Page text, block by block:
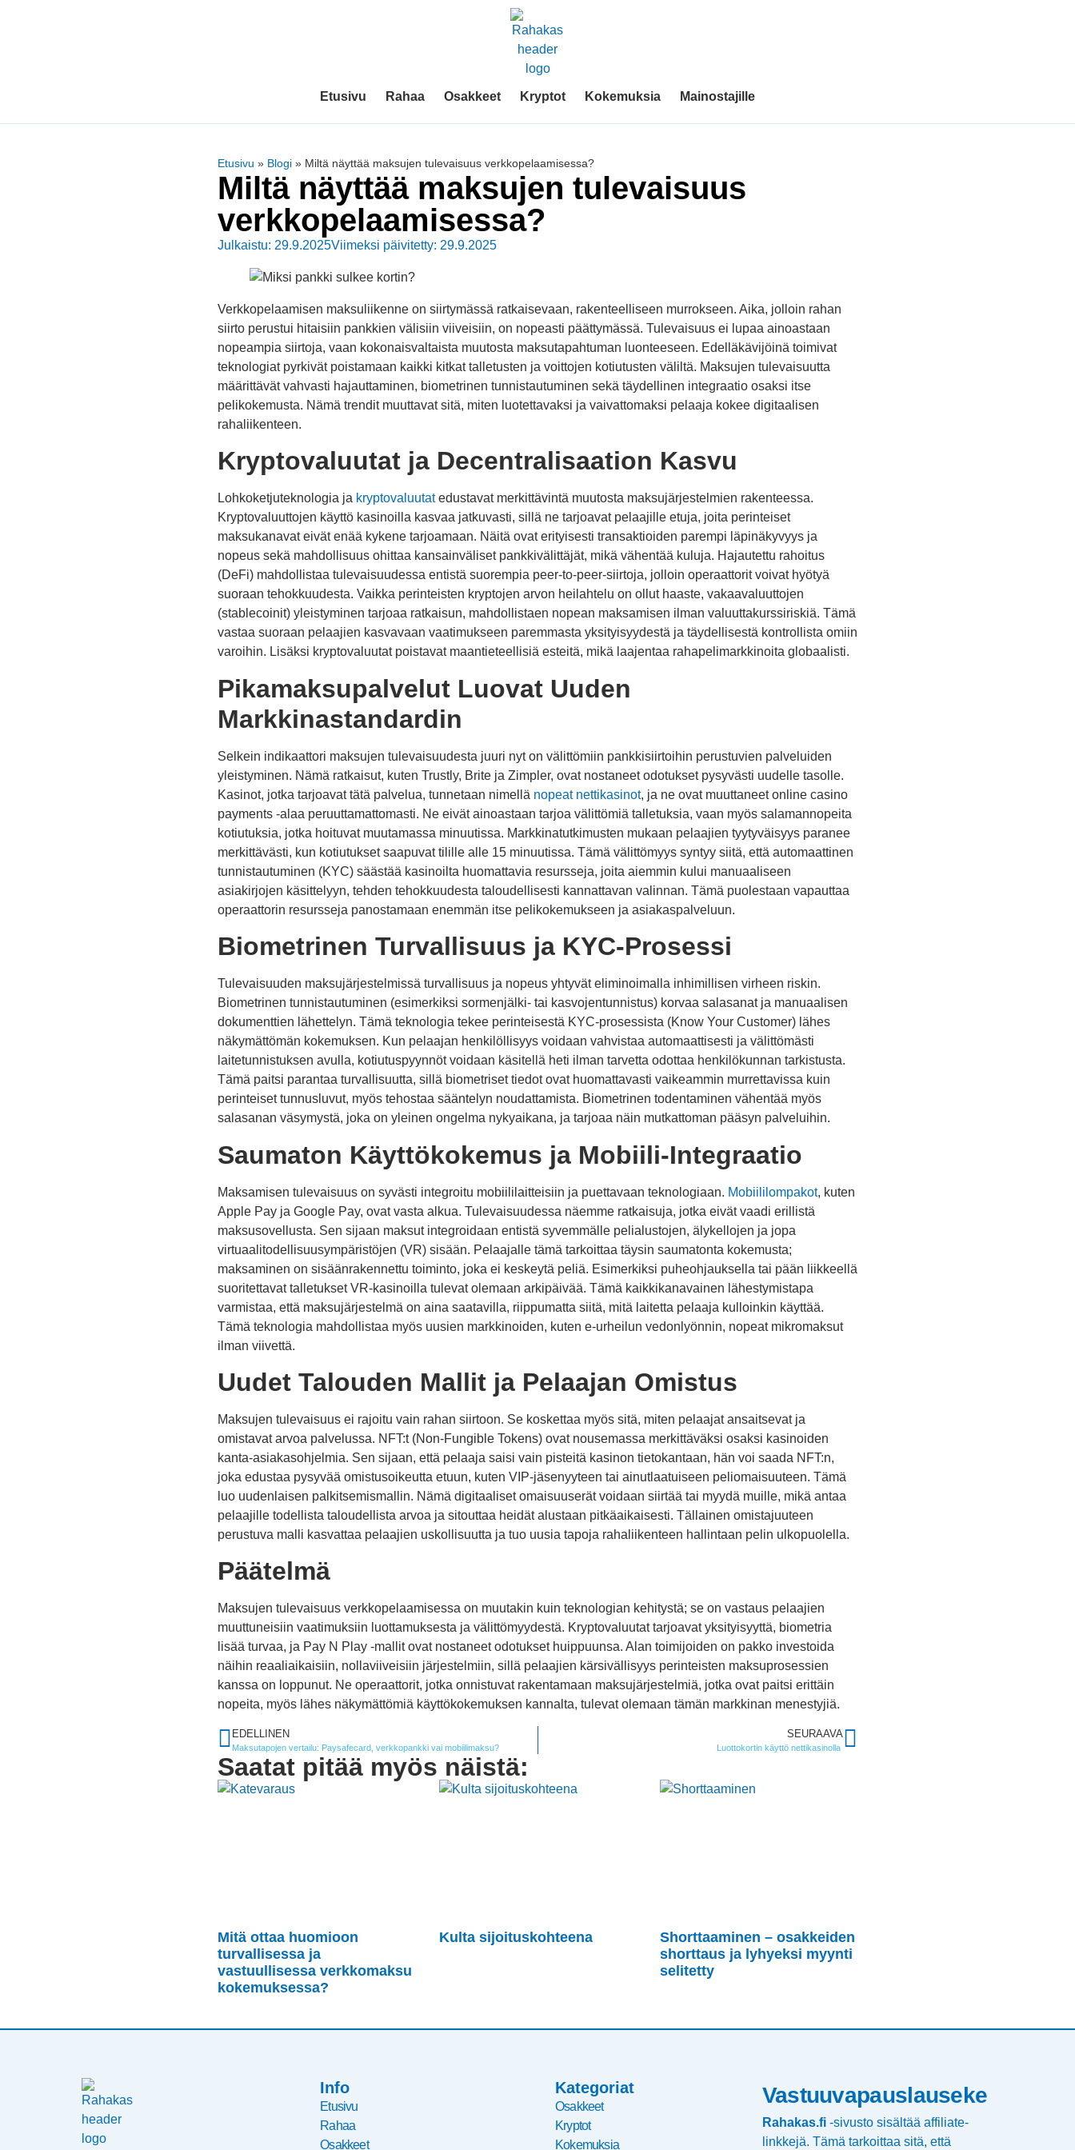
Etusivu Rahaa Osakkeet Kryptot Kokemuksia Mainostajille
Etusivu » Blogi » Miltä näyttää maksujen tulevaisuus verkkopelaamisessa?
Miltä näyttää maksujen tulevaisuus
verkkopelaamisessa?
Julkaistu: 29.9.2025Viimeksi päivitetty: 29.9.2025
Verkkopelaamisen maksuliikenne on siirtymässä ratkaisevaan, rakenteelliseen murrokseen. Aika, jolloin rahan
siirto perustui hitaisiin pankkien välisiin viiveisiin, on nopeasti päättymässä. Tulevaisuus ei lupaa ainoastaan
nopeampia siirtoja, vaan kokonaisvaltaista muutosta maksutapahtuman luonteeseen. Edelläkävijöinä toimivat
teknologiat pyrkivät poistamaan kaikki kitkat talletusten ja voittojen kotiutusten väliltä. Maksujen tulevaisuutta
määrittävät vahvasti hajauttaminen, biometrinen tunnistautuminen sekä täydellinen integraatio osaksi itse
pelikokemusta. Nämä trendit muuttavat sitä, miten luotettavaksi ja vaivattomaksi pelaaja kokee digitaalisen
rahaliikenteen.
Kryptovaluutat ja Decentralisaation Kasvu
Lohkoketjuteknologia ja kryptovaluutatedustavat merkittävintä muutosta maksujärjestelmien rakenteessa.
Kryptovaluuttojen käyttö kasinoilla kasvaa jatkuvasti, sillä ne tarjoavat pelaajille etuja, joita perinteiset
maksukanavat eivät enää kykene tarjoamaan. Näitä ovat erityisesti transaktioiden parempi läpinäkyvyys ja
nopeus sekä mahdollisuus ohittaa kansainväliset pankkivälittäjät, mikä vähentää kuluja. Hajautettu rahoitus
(DeFi) mahdollistaa tulevaisuudessa entistä suorempia peer-to-peer-siirtoja, jolloin operaattorit voivat hyötyä
suoraan tehokkuudesta. Vaikka perinteisten kryptojen arvon heilahtelu on ollut haaste, vakaavaluuttojen
(stablecoinit) yleistyminen tarjoaa ratkaisun, mahdollistaen nopean maksamisen ilman valuuttakurssiriskiä. Tämä
vastaa suoraan pelaajien kasvavaan vaatimukseen paremmasta yksityisyydestä ja täydellisestä kontrollista omiin
varoihin. Lisäksi kryptovaluutat poistavat maantieteellisiä esteitä, mikä laajentaa rahapelimarkkinoita globaalisti.
Pikamaksupalvelut Luovat Uuden
Markkinastandardin
Selkein indikaattori maksujen tulevaisuudesta juuri nyt on välittömiin pankkisiirtoihin perustuvien palveluiden
yleistyminen. Nämä ratkaisut, kuten Trustly, Brite ja Zimpler, ovat nostaneet odotukset pysyvästi uudelle tasolle.
Kasinot, jotka tarjoavat tätä palvelua, tunnetaan nimellä nopeat nettikasinot, ja ne ovat muuttaneet online casino
payments -alaa peruuttamattomasti. Ne eivät ainoastaan tarjoa välittömiä talletuksia, vaan myös salamannopeita
kotiutuksia, jotka hoituvat muutamassa minuutissa. Markkinatutkimusten mukaan pelaajien tyytyväisyys paranee
merkittävästi, kun kotiutukset saapuvat tilille alle 15 minuutissa. Tämä välittömyys syntyy siitä, että automaattinen
tunnistautuminen (KYC) säästää kasinoilta huomattavia resursseja, joita aiemmin kului manuaaliseen
asiakirjojen käsittelyyn, tehden tehokkuudesta taloudellisesti kannattavan valinnan. Tämä puolestaan vapauttaa
operaattorin resursseja panostamaan enemmän itse pelikokemukseen ja asiakaspalveluun.
Biometrinen Turvallisuus ja KYC-Prosessi
Tulevaisuuden maksujärjestelmissä turvallisuus ja nopeus yhtyvät eliminoimalla inhimillisen virheen riskin.
Biometrinen tunnistautuminen (esimerkiksi sormenjälki- tai kasvojentunnistus) korvaa salasanat ja manuaalisen
dokumenttien lähettelyn. Tämä teknologia tekee perinteisestä KYC-prosessista (Know Your Customer) lähes
näkymättömän kokemuksen. Kun pelaajan henkilöllisyys voidaan vahvistaa automaattisesti ja välittömästi
laitetunnistuksen avulla, kotiutuspyynnöt voidaan käsitellä heti ilman tarvetta odottaa henkilökunnan tarkistusta.
Tämä paitsi parantaa turvallisuutta, sillä biometriset tiedot ovat huomattavasti vaikeammin murrettavissa kuin
perinteiset tunnusluvut, myös tehostaa sääntelyn noudattamista. Biometrinen todentaminen vähentää myös
salasanan väsymystä, joka on yleinen ongelma nykyaikana, ja tarjoaa näin mutkattoman pääsyn palveluihin.
Saumaton Käyttökokemus ja Mobiili-Integraatio
Maksamisen tulevaisuus on syvästi integroitu mobiililaitteisiin ja puettavaan teknologiaan. Mobiililompakot, kuten
Apple Pay ja Google Pay, ovat vasta alkua. Tulevaisuudessa näemme ratkaisuja, jotka eivät vaadi erillistä
maksusovellusta. Sen sijaan maksut integroidaan entistä syvemmälle pelialustojen, älykellojen ja jopa
virtuaalitodellisuusympäristöjen (VR) sisään. Pelaajalle tämä tarkoittaa täysin saumatonta kokemusta;
maksaminen on sisäänrakennettu toiminto, joka ei keskeytä peliä. Esimerkiksi puheohjauksella tai pään liikkeellä
suoritettavat talletukset VR-kasinoilla tulevat olemaan arkipäivää. Tämä kaikkikanavainen lähestymistapa
varmistaa, että maksujärjestelmä on aina saatavilla, riippumatta siitä, mitä laitetta pelaaja kulloinkin käyttää.
Tämä teknologia mahdollistaa myös uusien markkinoiden, kuten e-urheilun vedonlyönnin, nopeat mikromaksut
ilman viivettä.
Uudet Talouden Mallit ja Pelaajan Omistus
Maksujen tulevaisuus ei rajoitu vain rahan siirtoon. Se koskettaa myös sitä, miten pelaajat ansaitsevat ja
omistavat arvoa palvelussa. NFT:t (Non-Fungible Tokens) ovat nousemassa merkittäväksi osaksi kasinoiden
kanta-asiakasohjelmia. Sen sijaan, että pelaaja saisi vain pisteitä kasinon tietokantaan, hän voi saada NFT:n,
joka edustaa pysyvää omistusoikeutta etuun, kuten VIP-jäsenyyteen tai ainutlaatuiseen peliomaisuuteen. Tämä
luo uudenlaisen palkitsemismallin. Nämä digitaaliset omaisuuserät voidaan siirtää tai myydä muille, mikä antaa
pelaajille todellista taloudellista arvoa ja sitouttaa heidät alustaan pitkäaikaisesti. Tällainen omistajuuteen
perustuva malli kasvattaa pelaajien uskollisuutta ja tuo uusia tapoja rahaliikenteen hallintaan pelin ulkopuolella.
Päätelmä
Maksujen tulevaisuus verkkopelaamisessa on muutakin kuin teknologian kehitystä; se on vastaus pelaajien
muuttuneisiin vaatimuksiin luottamuksesta ja välittömyydestä. Kryptovaluutat tarjoavat yksityisyyttä, biometria
lisää turvaa, ja Pay N Play -mallit ovat nostaneet odotukset huippuunsa. Alan toimijoiden on pakko investoida
näihin reaaliaikaisiin, nollaviiveisiin järjestelmiin, sillä pelaajien kärsivällisyys perinteisten maksuprosessien
kanssa on loppunut. Ne operaattorit, jotka onnistuvat rakentamaan maksujärjestelmiä, jotka ovat paitsi erittäin
nopeita, myös lähes näkymättömiä käyttökokemuksen kannalta, tulevat olemaan tämän markkinan menestyjiä.
EDELLINEN
Maksutapojen vertailu: Paysafecard, verkkopankki vai mobiilimaksu?
SEURAAVA
Luottokortin käyttö nettikasinolla
Saatat pitää myös näistä:
Mitä ottaa huomioon
turvallisessa ja
vastuullisessa verkkomaksu
kokemuksessa?
Kulta sijoituskohteena
Shorttaaminen – osakkeiden
shorttaus ja lyhyeksi myynti
selitetty
Info
Etusivu
Rahaa
Osakkeet
Kategoriat
Osakkeet
Kryptot
Kokemuksia
Vastuuvapauslauseke
Rahakas.fi-sivusto sisältää affiliate-
linkkejä. Tämä tarkoittaa sitä, että